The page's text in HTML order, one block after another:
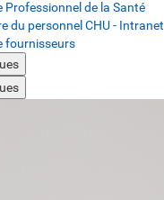
Professionnel de la Santé
du personnel CHU - Intranet
fournisseurs